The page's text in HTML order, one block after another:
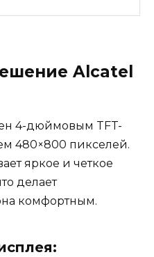
Alcatel
4-дюймовым TFT-
480×800 пикселей.
яркое и четкое
делает
комфортным.